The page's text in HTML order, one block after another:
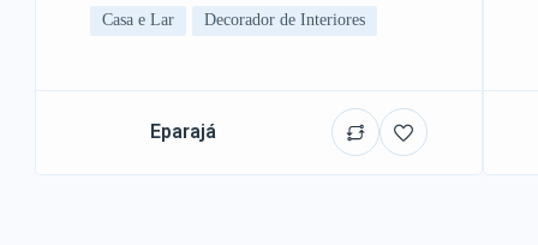
Casa e Lar Decorador de Interiores
Eparajá